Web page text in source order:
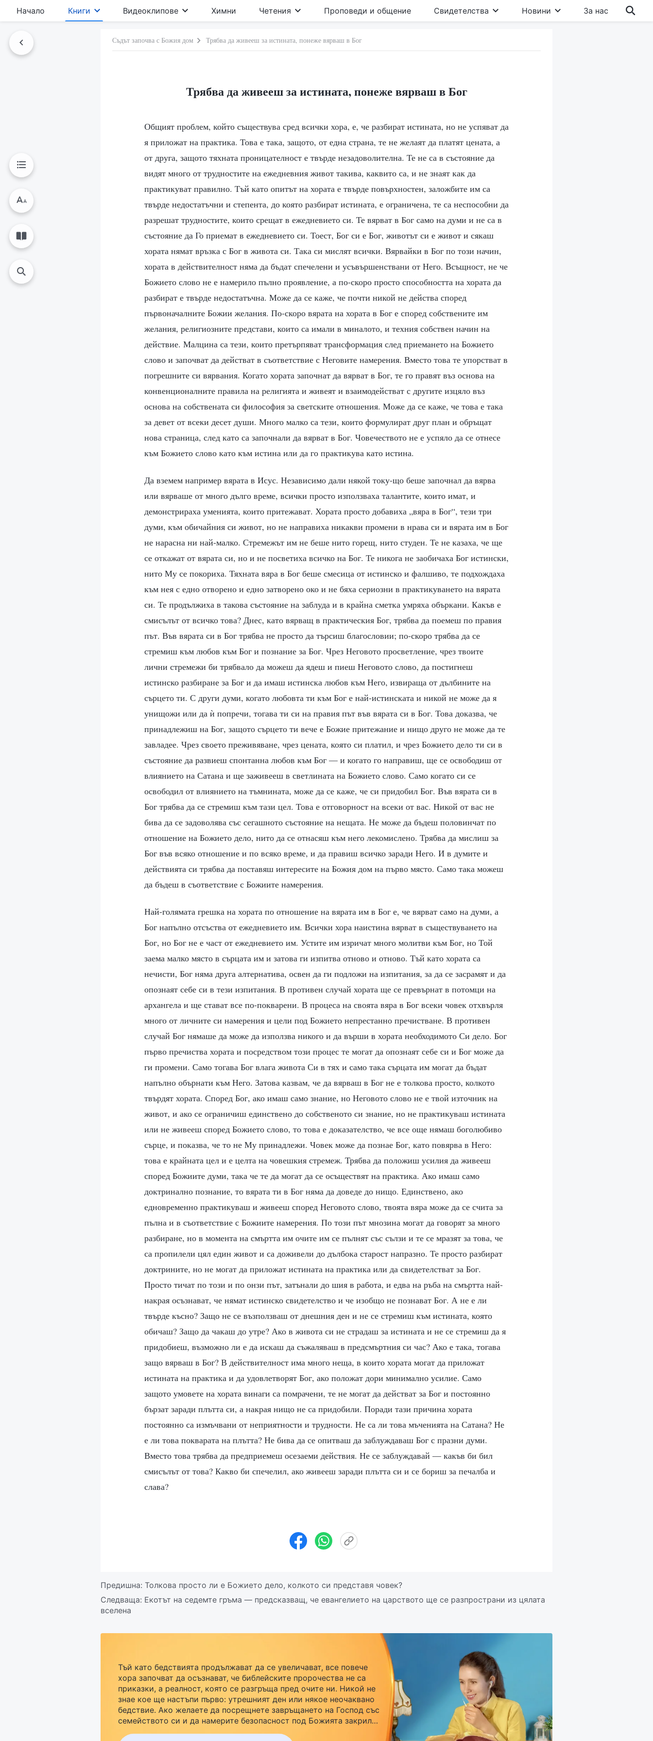
Начало Книги Видеоклипове Химни Четения Проповеди и общение Свидетелства Новини За нас
Съдът започва с Божия дом Трябва да живееш за истината, понеже вярваш в Бог
Трябва да живееш за истината, понеже вярваш в Бог
Общият проблем, който съществува сред всички хора, е, че разбират истината, но не успяват да
я приложат на практика. Това е така, защото, от една страна, те не желаят да платят цената, а
от друга, защото тяхната проницателност е твърде незадоволителна. Те не са в състояние да
видят много от трудностите на ежедневния живот такива, каквито са, и не знаят как да
практикуват правилно. Тъй като опитът на хората е твърде повърхностен, заложбите им са
твърде недостатъчни и степента, до която разбират истината, е ограничена, те са неспособни да
разрешат трудностите, които срещат в ежедневието си. Те вярват в Бог само на думи и не са в
състояние да Го приемат в ежедневието си. Тоест, Бог си е Бог, животът си е живот и сякаш
хората нямат връзка с Бог в живота си. Така си мислят всички. Вярвайки в Бог по този начин,
хората в действителност няма да бъдат спечелени и усъвършенствани от Него. Всъщност, не че
Божието слово не е намерило пълно проявление, а по-скоро просто способността на хората да
разбират е твърде недостатъчна. Може да се каже, че почти никой не действа според
първоначалните Божии желания. По-скоро вярата на хората в Бог е според собствените им
желания, религиозните представи, които са имали в миналото, и техния собствен начин на
действие. Малцина са тези, които претърпяват трансформация след приемането на Божието
слово и започват да действат в съответствие с Неговите намерения. Вместо това те упорстват в
погрешните си вярвания. Когато хората започнат да вярват в Бог, те го правят въз основа на
конвенционалните правила на религията и живеят и взаимодействат с другите изцяло въз
основа на собствената си философия за светските отношения. Може да се каже, че това е така
за девет от всеки десет души. Много малко са тези, които формулират друг план и обръщат
нова страница, след като са започнали да вярват в Бог. Човечеството не е успяло да се отнесе
към Божието слово като към истина или да го практикува като истина.
Да вземем например вярата в Исус. Независимо дали някой току-що беше започнал да вярва
или вярваше от много дълго време, всички просто използваха талантите, които имат, и
демонстрираха уменията, които притежават. Хората просто добавиха „вяра в Бог“, тези три
думи, към обичайния си живот, но не направиха никакви промени в нрава си и вярата им в Бог
не нарасна ни най-малко. Стремежът им не беше нито горещ, нито студен. Те не казаха, че ще
се откажат от вярата си, но и не посветиха всичко на Бог. Те никога не заобичаха Бог истински,
нито Му се покориха. Тяхната вяра в Бог беше смесица от истинско и фалшиво, те подхождаха
към нея с едно отворено и едно затворено око и не бяха сериозни в практикуването на вярата
си. Те продължиха в такова състояние на заблуда и в крайна сметка умряха объркани. Какъв е
смисълът от всичко това? Днес, като вярващ в практическия Бог, трябва да поемеш по правия
път. Във вярата си в Бог трябва не просто да търсиш благословии; по-скоро трябва да се
стремиш към любов към Бог и познание за Бог. Чрез Неговото просветление, чрез твоите
лични стремежи би трябвало да можеш да ядеш и пиеш Неговото слово, да постигнеш
истинско разбиране за Бог и да имаш истинска любов към Него, извираща от дълбините на
сърцето ти. С други думи, когато любовта ти към Бог е най-истинската и никой не може да я
унищожи или да ѝ попречи, тогава ти си на правия път във вярата си в Бог. Това доказва, че
принадлежиш на Бог, защото сърцето ти вече е Божие притежание и нищо друго не може да те
завладее. Чрез своето преживяване, чрез цената, която си платил, и чрез Божието дело ти си в
състояние да развиеш спонтанна любов към Бог — и когато го направиш, ще се освободиш от
влиянието на Сатана и ще заживееш в светлината на Божието слово. Само когато си се
освободил от влиянието на тъмнината, може да се каже, че си придобил Бог. Във вярата си в
Бог трябва да се стремиш към тази цел. Това е отговорност на всеки от вас. Никой от вас не
бива да се задоволява със сегашното състояние на нещата. Не може да бъдеш половинчат по
отношение на Божието дело, нито да се отнасяш към него лекомислено. Трябва да мислиш за
Бог във всяко отношение и по всяко време, и да правиш всичко заради Него. И в думите и
действията си трябва да поставяш интересите на Божия дом на първо място. Само така можеш
да бъдеш в съответствие с Божиите намерения.
Най-голямата грешка на хората по отношение на вярата им в Бог е, че вярват само на думи, а
Бог напълно отсъства от ежедневието им. Всички хора наистина вярват в съществуването на
Бог, но Бог не е част от ежедневието им. Устите им изричат много молитви към Бог, но Той
заема малко място в сърцата им и затова ги изпитва отново и отново. Тъй като хората са
нечисти, Бог няма друга алтернатива, освен да ги подложи на изпитания, за да се засрамят и да
опознаят себе си в тези изпитания. В противен случай хората ще се превърнат в потомци на
архангела и ще стават все по-покварени. В процеса на своята вяра в Бог всеки човек отхвърля
много от личните си намерения и цели под Божието непрестанно пречистване. В противен
случай Бог нямаше да може да използва никого и да върши в хората необходимото Си дело. Бог
първо пречиства хората и посредством този процес те могат да опознаят себе си и Бог може да
ги промени. Само тогава Бог влага живота Си в тях и само така сърцата им могат да бъдат
напълно обърнати към Него. Затова казвам, че да вярваш в Бог не е толкова просто, колкото
твърдят хората. Според Бог, ако имаш само знание, но Неговото слово не е твой източник на
живот, и ако се ограничиш единствено до собственото си знание, но не практикуваш истината
или не живееш според Божието слово, то това е доказателство, че все още нямаш боголюбиво
сърце, и показва, че то не Му принадлежи. Човек може да познае Бог, като повярва в Него:
това е крайната цел и е целта на човешкия стремеж. Трябва да положиш усилия да живееш
според Божиите думи, така че те да могат да се осъществят на практика. Ако имаш само
доктринално познание, то вярата ти в Бог няма да доведе до нищо. Единствено, ако
едновременно практикуваш и живееш според Неговото слово, твоята вяра може да се счита за
пълна и в съответствие с Божиите намерения. По този път мнозина могат да говорят за много
разбиране, но в момента на смъртта им очите им се пълнят със сълзи и те се мразят за това, че
са пропилели цял един живот и са доживели до дълбока старост напразно. Те просто разбират
доктрините, но не могат да приложат истината на практика или да свидетелстват за Бог.
Просто тичат по този и по онзи път, затънали до шия в работа, и едва на ръба на смъртта най-
накрая осъзнават, че нямат истинско свидетелство и че изобщо не познават Бог. А не е ли
твърде късно? Защо не се възползваш от днешния ден и не се стремиш към истината, която
обичаш? Защо да чакаш до утре? Ако в живота си не страдаш за истината и не се стремиш да я
придобиеш, възможно ли е да искаш да съжаляваш в предсмъртния си час? Ако е така, тогава
защо вярваш в Бог? В действителност има много неща, в които хората могат да приложат
истината на практика и да удовлетворят Бог, ако положат дори минимално усилие. Само
защото умовете на хората винаги са помрачени, те не могат да действат за Бог и постоянно
бързат заради плътта си, а накрая нищо не са придобили. Поради тази причина хората
постоянно са измъчвани от неприятности и трудности. Не са ли това мъченията на Сатана? Не
е ли това покварата на плътта? Не бива да се опитваш да заблуждаваш Бог с празни думи.
Вместо това трябва да предприемеш осезаеми действия. Не се заблуждавай — какъв би бил
смисълът от това? Какво би спечелил, ако живееш заради плътта си и се бориш за печалба и
слава?
Предишна: Толкова просто ли е Божието дело, колкото си представя човек?
Следваща: Екотът на седемте гръма — предсказващ, че евангелието на царството ще се разпространи из цялата
вселена
Тъй като бедствията продължават да се увеличават, все повече
хора започват да осъзнават, че библейските пророчества не са
приказки, а реалност, която се разгръща пред очите ни. Никой не
знае кое ще настъпи първо: утрешният ден или някое неочаквано
бедствие. Ако желаете да посрещнете завръщането на Господ със
семейството си и да намерите безопасност под Божията закрила,
кликнете върху Messenger, за да се присъедините към нашата